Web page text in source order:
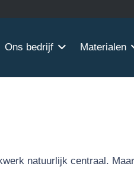
Ons bedrijf Materialen
natuurlijk centraal.